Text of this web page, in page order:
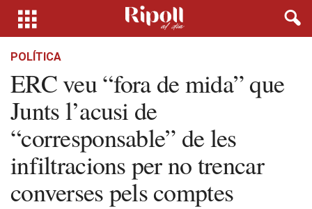
POLÍTICA
ERC veu “fora de mida” que
Junts l’acusi de
“corresponsable” de les
infiltracions per no trencar
converses pels comptes